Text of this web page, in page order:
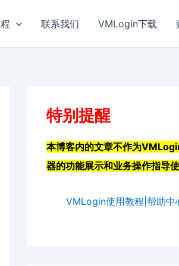
联系我们 VMLogin下载
特别提醒
本博客内的文章不作为
器的功能展示和业务操作指导使
VMLogin使用教程|帮助中